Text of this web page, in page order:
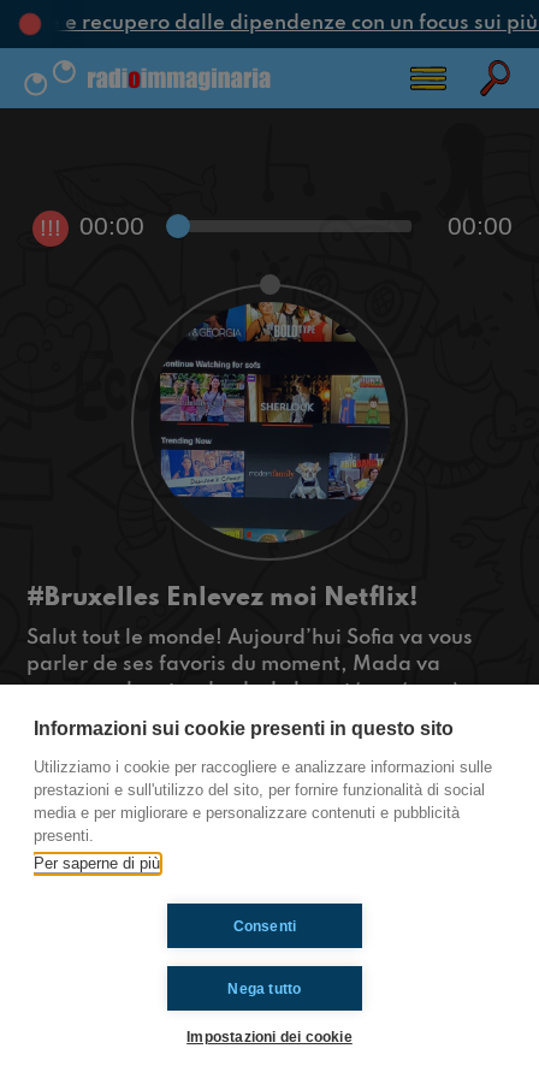
e recupero dalle dipendenze con un focus sui
!!! 00:00 00:00
#Bruxelles Enlevez moi Netflix!
Salut tout le monde! Aujourd’hui Sofia va vous
parler de ses favoris du moment, Mada va
comparer les standards de beauté coréens à ceux
européens et Nehir va vous raconter des
histoires, donc écoutez pour en savoir plus!
#ToiAussi www.radioimmaginaria.it
Bruxelles
Ti è piaciuto? Condividilo!
Informazioni sui cookie presenti in questo sito
Utilizziamo i cookie per raccogliere e analizzare informazioni sulle
prestazioni e sull'utilizzo del sito, per fornire funzionalità di social
media e per migliorare e personalizzare contenuti e pubblicità
presenti.
Per saperne di più
Nega tutto
Consenti
Impostazioni dei cookie